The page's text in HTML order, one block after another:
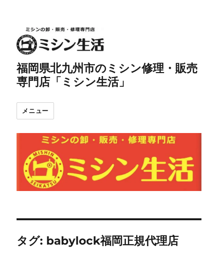
福岡県北九州市のミシン修理・販売
専門店「ミシン生活」
メニュー
タグ: babylock福岡正規代理店